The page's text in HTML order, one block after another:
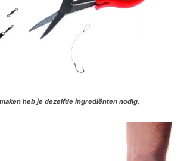
heb je dezelfde ingrediënten nodig.